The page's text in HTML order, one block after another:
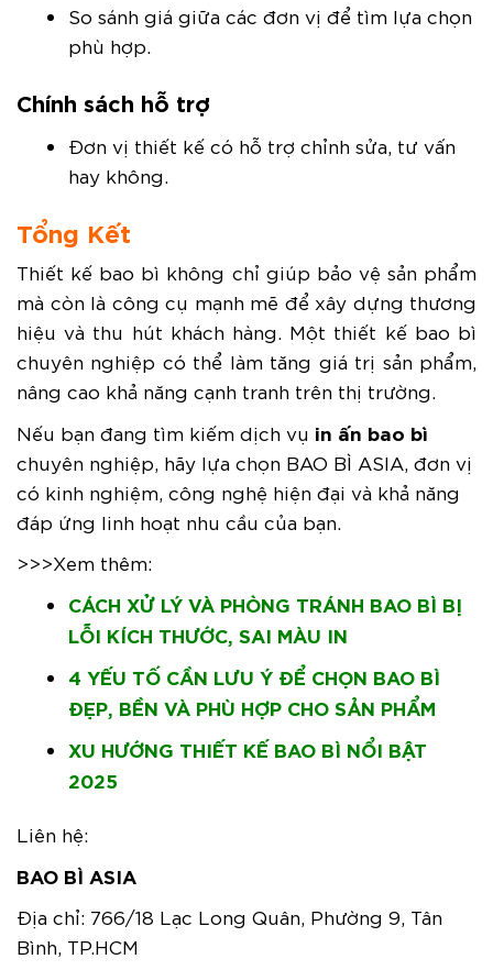
So sánh giá giữa các đơn vị để tìm lựa chọn
phù hợp.
Chính sách hỗ trợ
Đơn vị thiết kế có hỗ trợ chỉnh sửa, tư vấn
hay không.
Tổng Kết
Thiết kế bao bì không chỉ giúp bảo vệ sản phẩm
mà còn là công cụ mạnh mẽ để xây dựng thương
hiệu và thu hút khách hàng. Một thiết kế bao bì
chuyên nghiệp có thể làm tăng giá trị sản phẩm,
nâng cao khả năng cạnh tranh trên thị trường.
Nếu bạn đang tìm kiếm dịch vụ in ấn bao bì
chuyên nghiệp, hãy lựa chọn BAO BÌ ASIA, đơn vị
có kinh nghiệm, công nghệ hiện đại và khả năng
đáp ứng linh hoạt nhu cầu của bạn.
>>>Xem thêm:
CÁCH XỬ LÝ VÀ PHÒNG TRÁNH BAO BÌ BỊ
LỖI KÍCH THƯỚC, SAI MÀU IN
4 YẾU TỐ CẦN LƯU Ý ĐỂ CHỌN BAO BÌ
ĐẸP, BỀN VÀ PHÙ HỢP CHO SẢN PHẨM
XU HƯỚNG THIẾT KẾ BAO BÌ NỔI BẬT
2025
Liên hệ:
BAO BÌ ASIA
Địa chỉ: 766/18 Lạc Long Quân, Phường 9, Tân
Bình, TP.HCM